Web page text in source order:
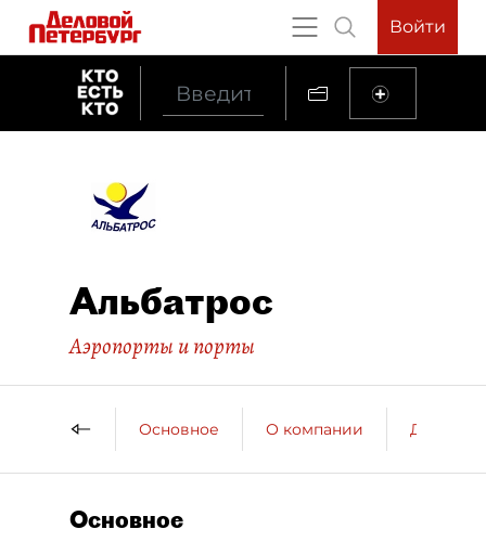
Войти
Альбатрос
Аэропорты и порты
Основное О компании ДП о
Основное